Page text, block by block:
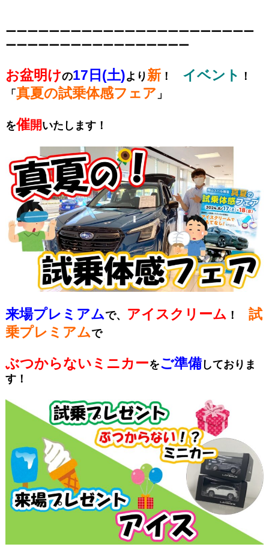
ーーーーーーーーーーーーーーーーーーーーーーー
ーーーーーーーーーーーーーーーーー
お盆明けの17日(土)より新！ イベント ！
「 真夏の試乗体感フェア 」
を催開 いたします！
来場プレミアムで、 アイスクリーム ！ 試
乗プレミアムで
ぶつからないミニカーをご準備しておりま
す！